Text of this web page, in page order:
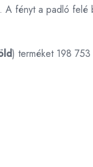
A fényt a padló
) terméket 198